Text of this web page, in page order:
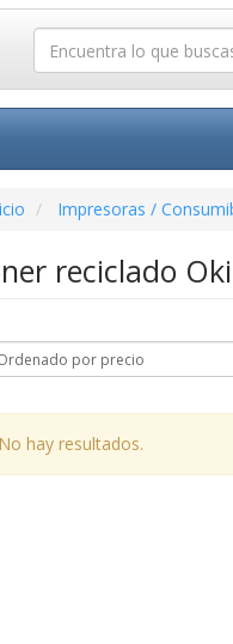
Impresoras /
reciclado Oki
No hay resultados.